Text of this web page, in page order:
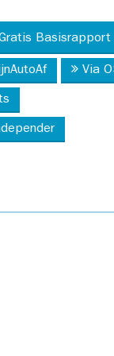
Basisrapport
Via